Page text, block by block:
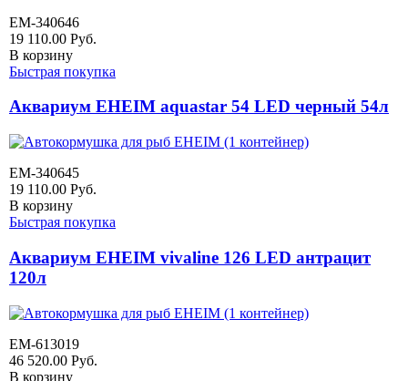
EM-340646
19 110.00 Руб.
В корзину
Быстрая покупка
Аквариум EHEIM aquastar 54 LED черный 54л
EM-340645
19 110.00 Руб.
В корзину
Быстрая покупка
Аквариум EHEIM vivaline 126 LED антрацит
120л
EM-613019
46 520.00 Руб.
В корзину